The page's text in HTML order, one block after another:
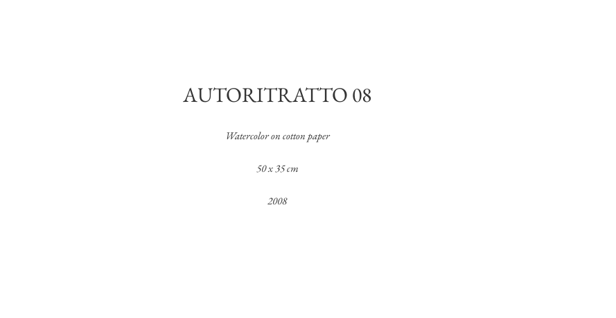
AUTORITRATTO 08
Watercolor on cotton paper
50 x 35 cm
2008